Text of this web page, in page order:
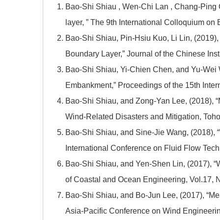
Bao-Shi Shiau , Wen-Chi Lan , Chang-
layer, ” The 9th International Colloquium
Bao-Shi Shiau, Pin-Hsiu Kuo, Li Lin,
Boundary Layer,” Journal of the Chinese
Bao-Shi Shiau, Yi-Chien Chen, and Yu-
Embankment,” Proceedings of the 15th
Bao-Shi Shiau, and Zong-Yan Lee, (2018),
Wind-Related Disasters and Mitigation,
Bao-Shi Shiau, and Sine-Jie Wang, (2018),
International Conference on Fluid Flow
Bao-Shi Shiau, and Yen-Shen Lin, (2017),
of Coastal and Ocean Engineering, Vol.17,
Bao-Shi Shiau, and Bo-Jun Lee, (2017),
Asia-Pacific Conference on Wind